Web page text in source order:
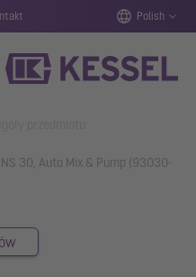
Polish
30, Auto Mix & Pump (93030-